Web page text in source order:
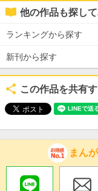
他の作品も探し
ランキングから探す
新刊から探す
この作品を共有
まん